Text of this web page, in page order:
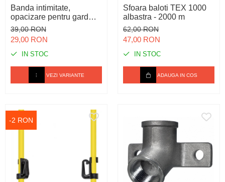
Banda intimitate,
opacizare pentru gard
bordurat / balcon, din
polietilena
39,00 RON
29,00 RON
IN STOC
VEZI VARIANTE
Sfoara baloti TEX 1000
albastra - 2000 m
62,00 RON
47,00 RON
IN STOC
ADAUGA IN COS
-2 RON